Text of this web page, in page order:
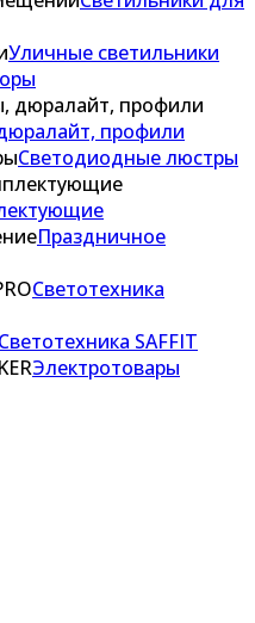
Уличные светильники
профили
Светодиодные люстры
Праздничное
Светотехника
Светотехника SAFFIT
Электротовары